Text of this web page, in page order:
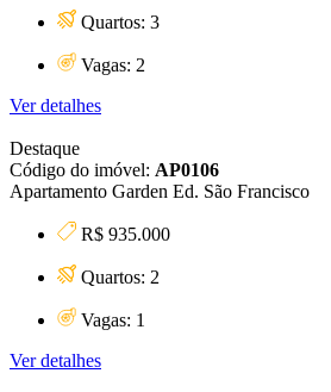
Quartos: 3
Vagas: 2
Ver detalhes
Destaque
Código do imóvel: AP0106
Apartamento Garden Ed. São Francisco
R$ 935.000
Quartos: 2
Vagas: 1
Ver detalhes